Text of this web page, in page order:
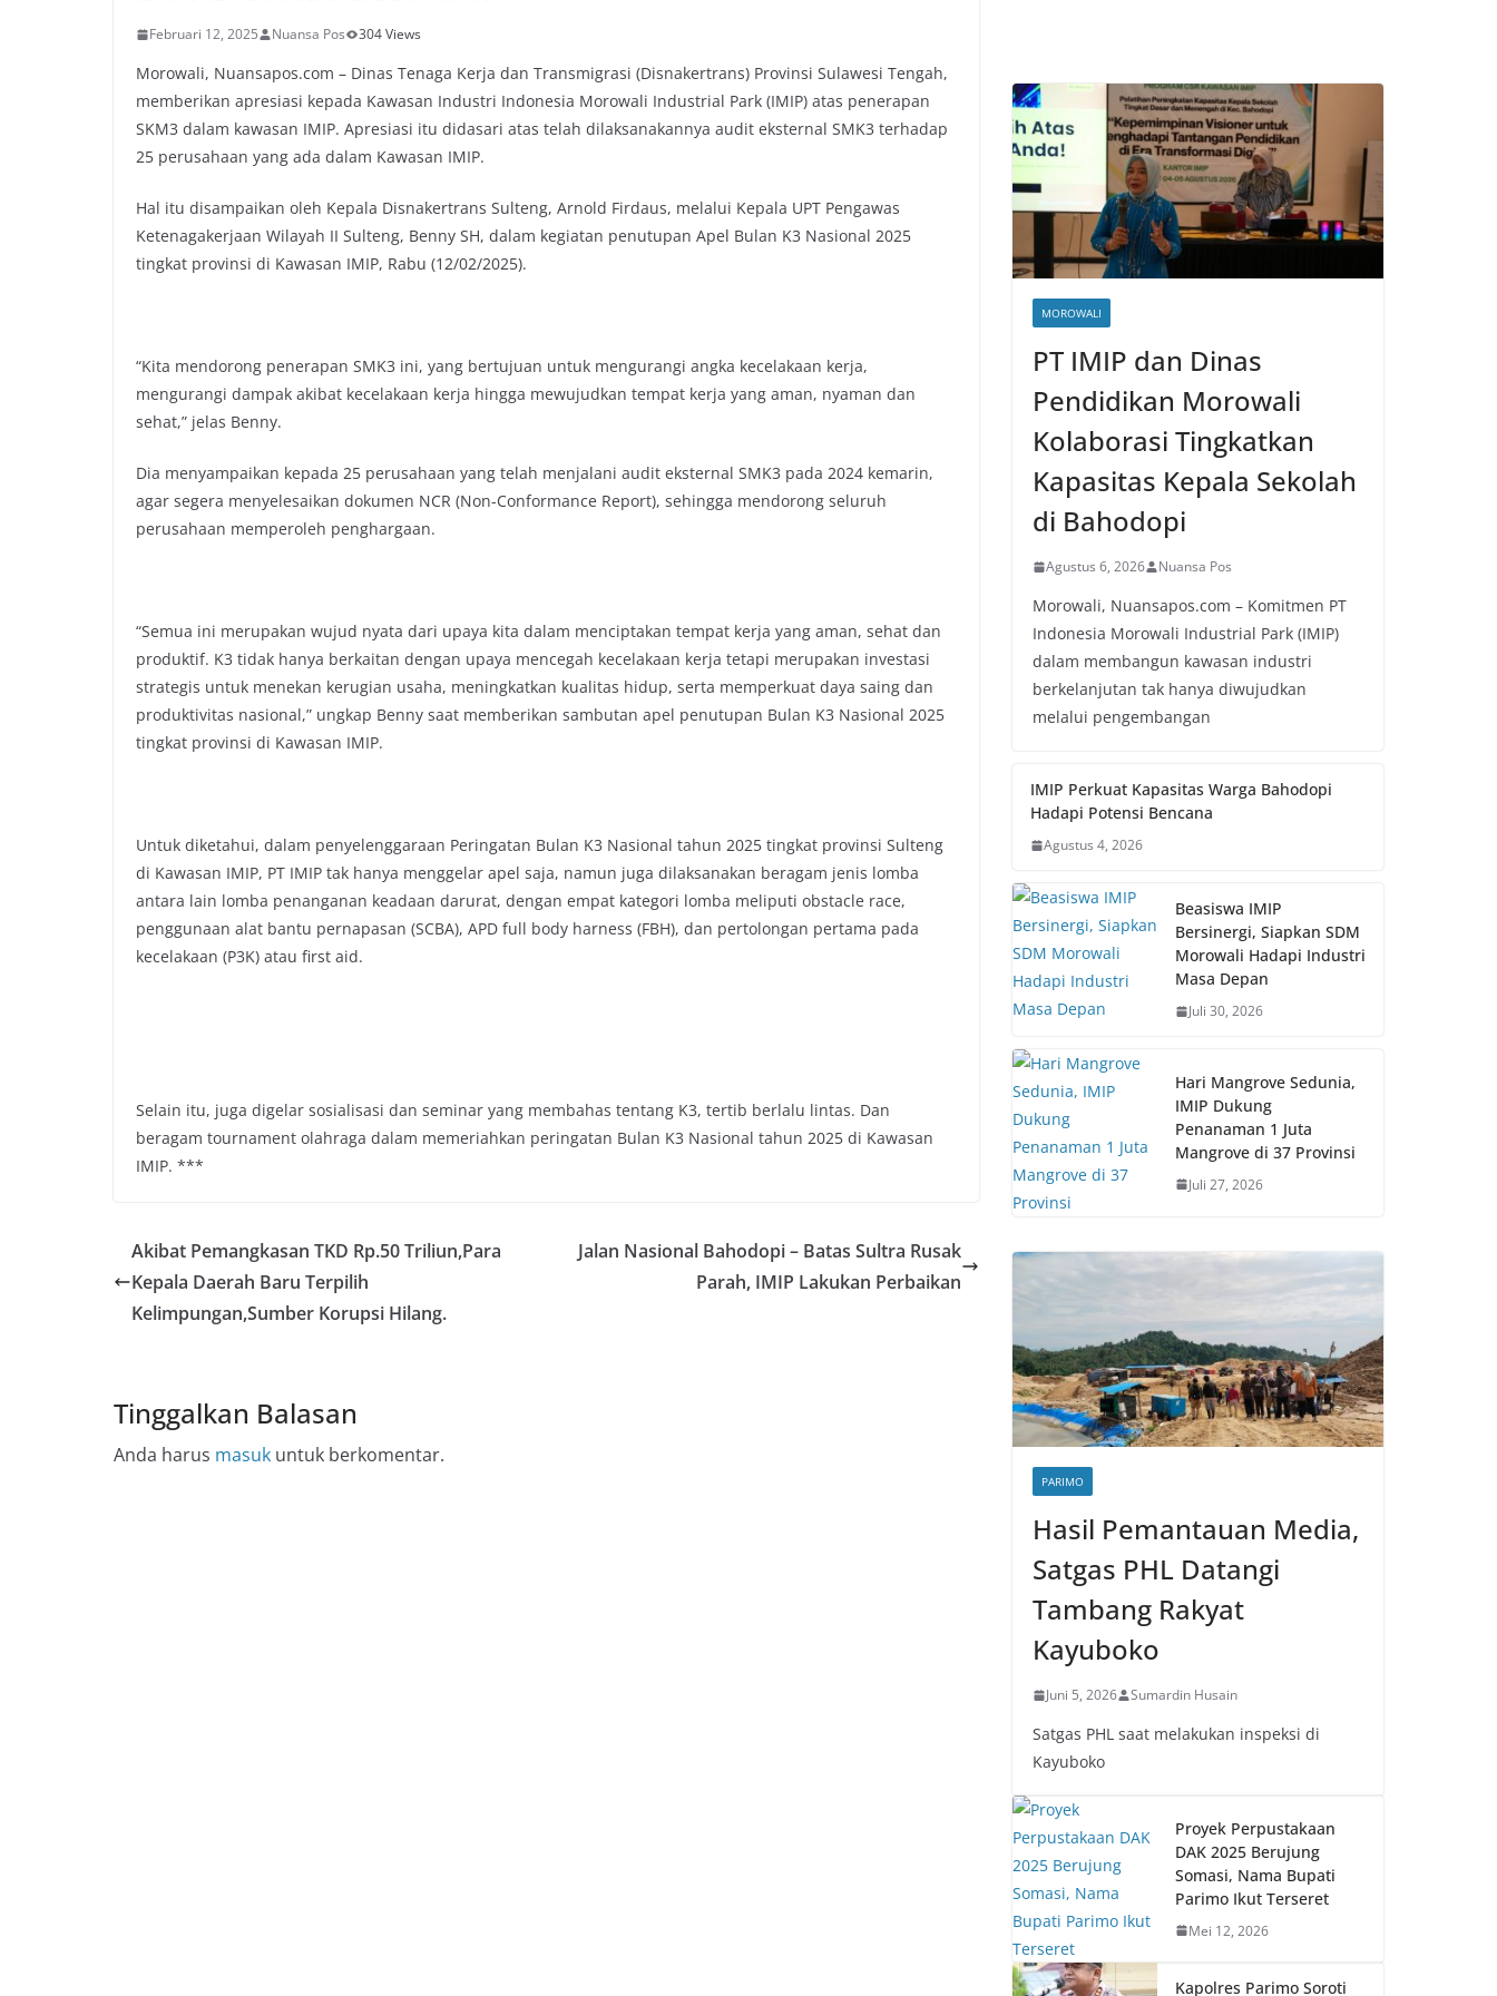
Februari 12, 2025 Nuansa Pos 304 Views
Morowali, Nuansapos.com – Dinas Tenaga Kerja dan Transmigrasi (Disnakertrans) Provinsi Sulawesi Tengah,
memberikan apresiasi kepada Kawasan Industri Indonesia Morowali Industrial Park (IMIP) atas penerapan
SKM3 dalam kawasan IMIP. Apresiasi itu didasari atas telah dilaksanakannya audit eksternal SMK3 terhadap
25 perusahaan yang ada dalam Kawasan IMIP.
Hal itu disampaikan oleh Kepala Disnakertrans Sulteng, Arnold Firdaus, melalui Kepala UPT Pengawas
Ketenagakerjaan Wilayah II Sulteng, Benny SH, dalam kegiatan penutupan Apel Bulan K3 Nasional 2025
tingkat provinsi di Kawasan IMIP, Rabu (12/02/2025).
“Kita mendorong penerapan SMK3 ini, yang bertujuan untuk mengurangi angka kecelakaan kerja,
mengurangi dampak akibat kecelakaan kerja hingga mewujudkan tempat kerja yang aman, nyaman dan
sehat,” jelas Benny.
Dia menyampaikan kepada 25 perusahaan yang telah menjalani audit eksternal SMK3 pada 2024 kemarin,
agar segera menyelesaikan dokumen NCR (Non-Conformance Report), sehingga mendorong seluruh
perusahaan memperoleh penghargaan.
“Semua ini merupakan wujud nyata dari upaya kita dalam menciptakan tempat kerja yang aman, sehat dan
produktif. K3 tidak hanya berkaitan dengan upaya mencegah kecelakaan kerja tetapi merupakan investasi
strategis untuk menekan kerugian usaha, meningkatkan kualitas hidup, serta memperkuat daya saing dan
produktivitas nasional,” ungkap Benny saat memberikan sambutan apel penutupan Bulan K3 Nasional 2025
tingkat provinsi di Kawasan IMIP.
Untuk diketahui, dalam penyelenggaraan Peringatan Bulan K3 Nasional tahun 2025 tingkat provinsi Sulteng
di Kawasan IMIP, PT IMIP tak hanya menggelar apel saja, namun juga dilaksanakan beragam jenis lomba
antara lain lomba penanganan keadaan darurat, dengan empat kategori lomba meliputi obstacle race,
penggunaan alat bantu pernapasan (SCBA), APD full body harness (FBH), dan pertolongan pertama pada
kecelakaan (P3K) atau first aid.
Selain itu, juga digelar sosialisasi dan seminar yang membahas tentang K3, tertib berlalu lintas. Dan
beragam tournament olahraga dalam memeriahkan peringatan Bulan K3 Nasional tahun 2025 di Kawasan
IMIP. ***
Akibat Pemangkasan TKD Rp.50 Triliun,Para
Kepala Daerah Baru Terpilih
Kelimpungan,Sumber Korupsi Hilang.
Jalan Nasional Bahodopi – Batas Sultra Rusak
Parah, IMIP Lakukan Perbaikan
Tinggalkan Balasan
Anda harus masuk untuk berkomentar.
MOROWALI
PT IMIP dan Dinas
Pendidikan Morowali
Kolaborasi Tingkatkan
Kapasitas Kepala Sekolah
di Bahodopi
Agustus 6, 2026 Nuansa Pos
Morowali, Nuansapos.com – Komitmen PT
Indonesia Morowali Industrial Park (IMIP)
dalam membangun kawasan industri
berkelanjutan tak hanya diwujudkan
melalui pengembangan
IMIP Perkuat Kapasitas Warga Bahodopi
Hadapi Potensi Bencana
Agustus 4, 2026
Beasiswa IMIP
Bersinergi, Siapkan SDM
Morowali Hadapi Industri
Masa Depan
Juli 30, 2026
Hari Mangrove Sedunia,
IMIP Dukung
Penanaman 1 Juta
Mangrove di 37 Provinsi
Juli 27, 2026
PARIMO
Hasil Pemantauan Media,
Satgas PHL Datangi
Tambang Rakyat
Kayuboko
Juni 5, 2026 Sumardin Husain
Satgas PHL saat melakukan inspeksi di
Kayuboko
Proyek Perpustakaan
DAK 2025 Berujung
Somasi, Nama Bupati
Parimo Ikut Terseret
Mei 12, 2026
Kapolres Parimo Soroti